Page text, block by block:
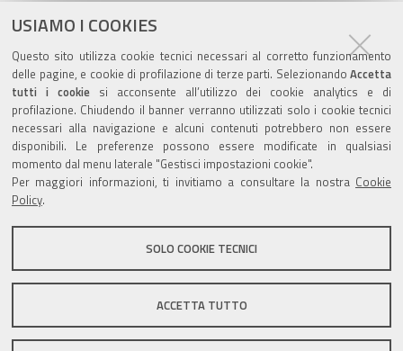
USIAMO I COOKIES
Questo sito utilizza cookie tecnici necessari al corretto funzionamento
delle pagine, e cookie di profilazione di terze parti. Selezionando Accetta
tutti i cookiesi acconsente all’utilizzo dei cookie analytics e di
profilazione. Chiudendo il banner verranno utilizzati solo i cookie tecnici
necessari alla navigazione e alcuni contenuti potrebbero non essere
disponibili. Le preferenze possono essere modificate in qualsiasi
momento dal menu laterale "Gestisci impostazioni cookie".
Per maggiori informazioni, ti invitiamo a consultare la nostra Cookie
Policy.
SOLO COOKIE TECNICI
ACCETTA TUTTO
Azioni
sul
documento
ultima modifica 29/01/2021
Valuta questo sito
Sito istituzionale Comune di Zola Predosa